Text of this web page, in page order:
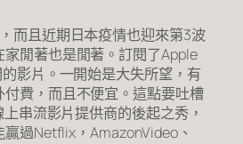
而且近期日本疫情也迎來第3波
閒著也是閒著。訂閱了Apple
影片。一開始是大失所望，有
費，而且不便宜。這點要吐槽
串流影片提供商的後起之秀，
過Netflix，AmazonVideo、